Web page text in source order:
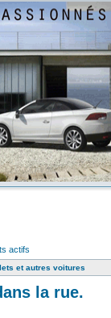
actifs
et autres voitures
la rue.